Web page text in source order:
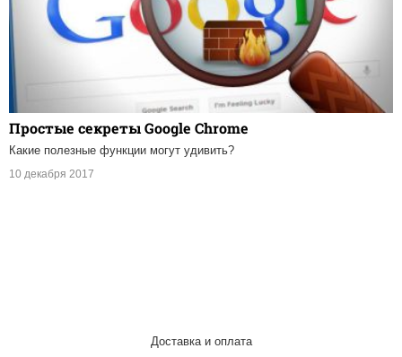
Простые секреты Google Chrome
Какие полезные функции могут удивить?
10 декабря 2017
Доставка и оплата